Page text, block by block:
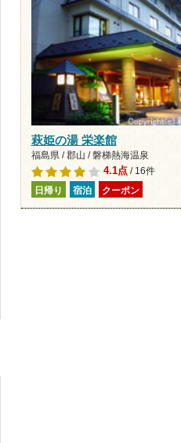
萩姫の湯 栄楽館
福島県 / 郡山 / 磐梯熱海温泉
4.1点/ 16件
日帰り 宿泊 クーポン